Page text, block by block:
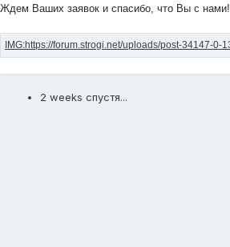
Ждем Ваших заявок и спасибо, что Вы с нами!
2 weeks спустя...